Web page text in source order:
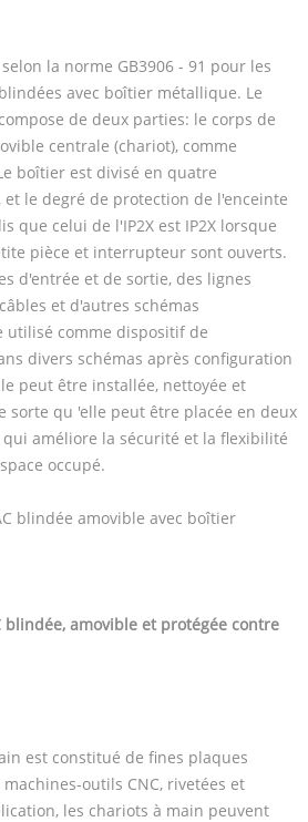
la norme GB3906 - 91 pour les
avec boîtier métallique. Le
de deux parties: le corps de
centrale (chariot), comme
boîtier est divisé en quatre
le degré de protection de l'enceinte
que celui de l'IP2X est IP2X lorsque
pièce et interrupteur sont ouverts.
d'entrée et de sortie, des lignes
et d'autres schémas
comme dispositif de
divers schémas après configuration
peut être installée, nettoyée et
sorte qu 'elle peut être placée en deux
améliore la sécurité et la flexibilité
occupé.
blindée amovible avec boîtier
amovible et protégée contre
est constitué de fines plaques
outils CNC, rivetées et
les chariots à main peuvent